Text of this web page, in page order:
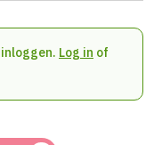
Log in of